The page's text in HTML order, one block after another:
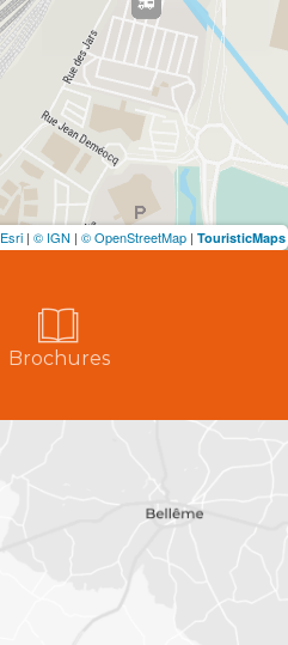
Esri | © IGN | © OpenStreetMap | TouristicMaps
Brochures